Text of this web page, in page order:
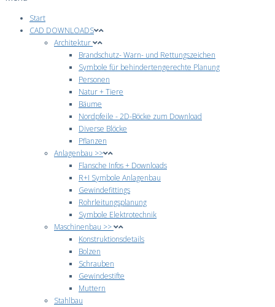
Start
CAD DOWNLOADS
Architektur
Brandschutz- Warn- und Rettungszeichen
Symbole für behindertengerechte Planung
Personen
Natur + Tiere
Bäume
Nordpfeile - 2D-Böcke zum Download
Diverse Blöcke
Pflanzen
Anlagenbau >>
Flansche Infos + Downloads
R+I Symbole Anlagenbau
Gewindefittings
Rohrleitungsplanung
Symbole Elektrotechnik
Maschinenbau >>
Konstruktionsdetails
Bolzen
Schrauben
Gewindestifte
Muttern
Stahlbau